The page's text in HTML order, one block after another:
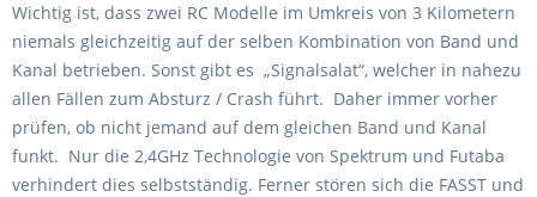
Wichtig ist, dass zwei RC Modelle im Umkreis von 3 Kilometern
niemals gleichzeitig auf der selben Kombination von Band und
Kanal betrieben. Sonst gibt es „Signalsalat“, welcher in nahezu
allen Fällen zum Absturz / Crash führt. Daher immer vorher
prüfen, ob nicht jemand auf dem gleichen Band und Kanal
funkt. Nur die 2,4GHz Technologie von Spektrum und Futaba
verhindert dies selbstständig. Ferner stören sich die FASST und